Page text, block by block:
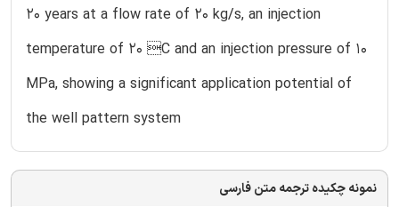
20 years at a flow rate of 20 kg/s, an injection
temperature of 20 C and an injection pressure of 10
MPa, showing a significant application potential of
the well pattern system
نمونه چکیده ترجمه متن فارسی